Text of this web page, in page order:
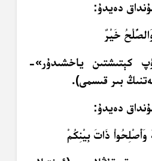
دەيدۇ:
خَيْرٌ
كېتىشتىن ياخشىدۇر»-
دەيدۇ:
وَأَصْلِحُواْ ذَاتَ بِيْنِكُمْ